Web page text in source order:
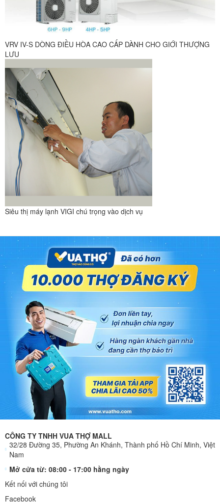
VRV IV-S DÒNG ĐIỀU HÒA CAO CẤP DÀNH CHO GIỚI THƯỢNG
LƯU
Siêu thị máy lạnh VIGI chú trọng vào dịch vụ
CÔNG TY TNHH VUA THỢ MALL
32/28 Đường 35, Phường An Khánh, Thành phố Hồ Chí Minh, Việt
Nam
Mở cửa từ: 08:00 - 17:00 hằng ngày
Kết nối với chúng tôi
Facebook